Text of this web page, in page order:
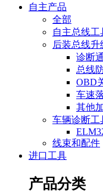
自主产品
全部
自主总线工
后装总线升
诊断
总线
OBD
车速
其他
车辆诊断工
线束和配件
进口工具
产品分类